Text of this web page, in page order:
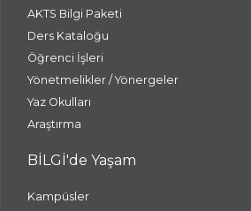
AKTS Bilgi Paketi
Ders Kataloğu
Öğrenci İşleri
Yönetmelikler / Yönergeler
Yaz Okulları
Araştırma
BİLGİ'de Yaşam
Kampüsler